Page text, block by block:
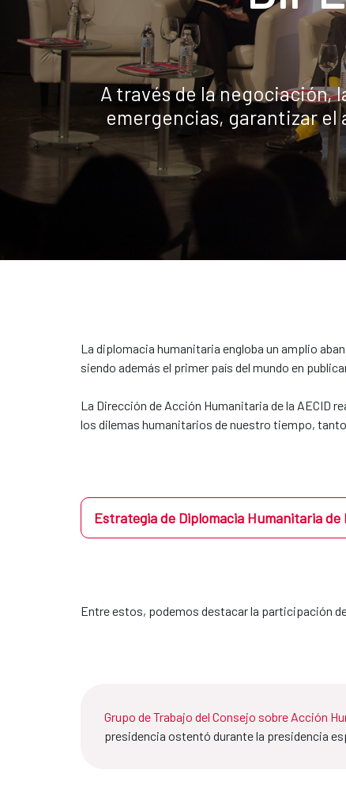
A través de la negociación,
emergencias, garantizar
La diplomacia humanitaria engloba un amplio
siendo además el primer país del mundo en
La Dirección de Acción Humanitaria de la AECID
los dilemas humanitarios de nuestro tiempo,
Estrategia de Diplomacia Humanitaria de
Entre estos, podemos destacar la participación
Grupo de Trabajo del Consejo sobre Acción
presidencia ostentó durante la presidencia